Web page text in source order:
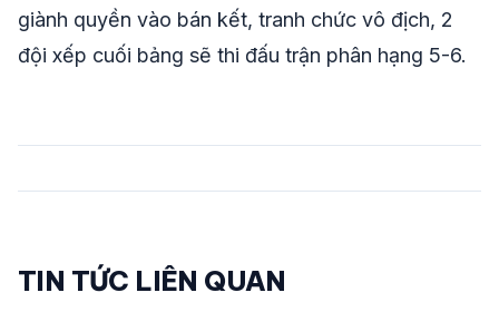
giành quyền vào bán kết, tranh chức vô địch, 2
đội xếp cuối bảng sẽ thi đấu trận phân hạng 5-6.
TIN TỨC LIÊN QUAN